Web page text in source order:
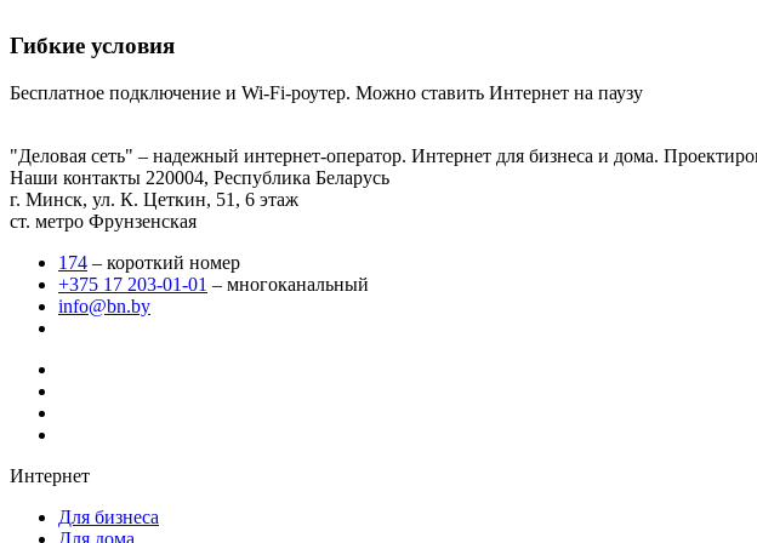
Гибкие условия
Бесплатное подключение и Wi-Fi-роутер. Можно ставить Интернет на паузу
"Деловая сеть" – надежный интернет-оператор. Интернет для бизнеса и дома.
Наши контакты 220004, Республика Беларусь
г. Минск, ул. К. Цеткин, 51, 6 этаж
ст. метро Фрунзенская
174 – короткий номер
+375 17 203-01-01 – многоканальный
info@bn.by
Интернет
Для бизнеса
Для дома